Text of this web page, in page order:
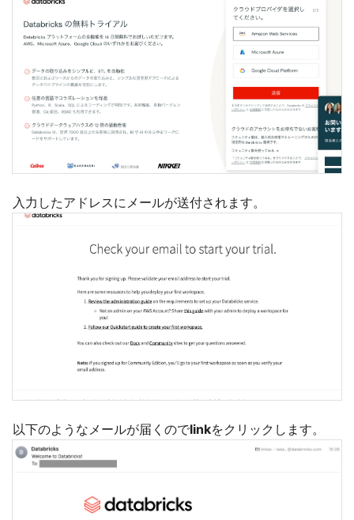
入力したアドレスにメールが送付されます。
以下のようなメールが届くのでlinkをクリックします。